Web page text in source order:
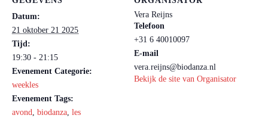
Datum:
21 oktober 21 2025
Tijd:
19:30 - 21:15
Evenement Categorie:
weekles
Evenement Tags:
avond biodanza les
Vera Reijns
Telefoon
+31 6 40010097
E-mail
vera.reijns@biodanza.nl
Bekijk de site van Organisator